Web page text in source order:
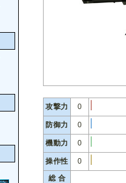
攻撃力 0
防御力 0
機動力 0
操作性
0
総 合